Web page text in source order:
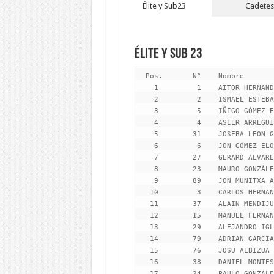
Élite y Sub23 Cadetes
Élite y Sub 23
Pos.       N°    Nombre                                        Clase          PEC Vueltas             Tiempo                    Dif.
    1         1    AITOR HERNANDEZ GUTIERREZ                     Elite            1   8             1:02:36.554
    2         2    ISMAEL ESTEBAN AGÜERO                         Elite            2   8             1:03:11.669               35.115
    3         5    IÑIGO GÓMEZ ELORRIAGA                         Elite            3   8             1:03:32.126               55.572
    4         4    ASIER ARREGUI DOMINGUEZ                       Elite            4   8             1:03:58.360             1:21.806
    5        31    JOSEBA LEON GUTIERREZ                         Elite            5   8             1:04:30.064             1:53.510
    6         6    JON GÓMEZ ELORRIAGA                           Elite            6   8             1:04:32.277             1:55.723
    7        27    GERARD ALVAREZ ORTEGA                         Elite            7   8             1:04:33.150             1:56.596
    8        23    MAURO GONZÁLEZ FONTÁN                         Elite            8   8             1:04:50.026             2:13.472
    9        89    JON MUNITXA ARRINDA                           Sub23            1   8             1:04:55.185             2:18.631
   10         3    CARLOS HERNANDEZ GARCIA                       Elite            9   8             1:05:01.185             2:24.631
   11        37    ALAIN MENDIJUR LOPEZ DE MUNAIN                Elite           10   8             1:05:28.244             2:51.690
   12        15    MANUEL FERNANDEZ GONZALEZ                     Elite           11   8             1:05:38.822             3:02.268
   13        29    ALEJANDRO IGLESIAS FERNANDEZ                  Elite           12   8             1:05:55.145             3:18.591
   14        79    ADRIAN GARCIA MONTES                          Sub23            2   8             1:06:27.334             3:50.780
   15        76    JOSU ALBIZUA ZUBIZARRETA                      Sub23            3   8             1:06:44.276             4:07.722
   16        38    DANIEL MONTES ORNIA                           Elite           13   8             1:06:52.869             4:16.315
   17        24    PAULO GONZÁLEZ FONTÁN                         Elite           14   8